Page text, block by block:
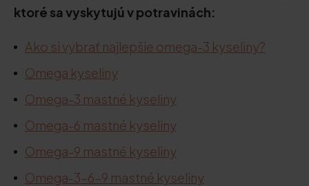
ktoré sa vyskytujú v potravinách:
Ako si vybrať najlepšie omega-3 kyseliny?
Omega kyseliny
Omega-3 mastné kyseliny
Omega-6 mastné kyseliny
Omega-9 mastné kyseliny
Omega-3-6-9 mastné kyseliny